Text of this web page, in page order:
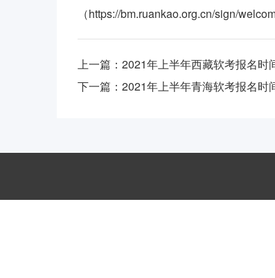
（https://bm.ruankao.org.cn/sign/
上一篇： 2021年上半年西藏软考报名时
下一篇： 2021年上半年青海软考报名时